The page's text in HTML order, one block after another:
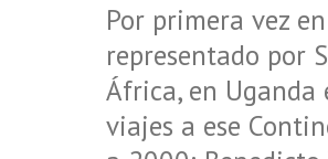
Por primera vez
representado por
África, en Uganda
viajes a ese